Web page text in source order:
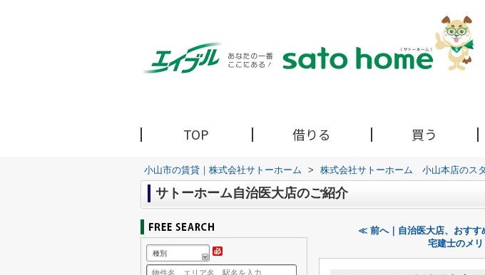
TOP 借りる 買う
小山市の賃貸｜株式会社サトーホーム > 株式会社サトーホーム 小山本店のス
サトーホーム自治医大店のご紹介
≪ 前へ｜自治医大店、おすす
宅建士のメ
種別